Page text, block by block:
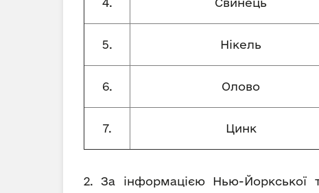
5. Нікель
6. Олово
7. Цинк
2. За інформацією Нью-Йоркської